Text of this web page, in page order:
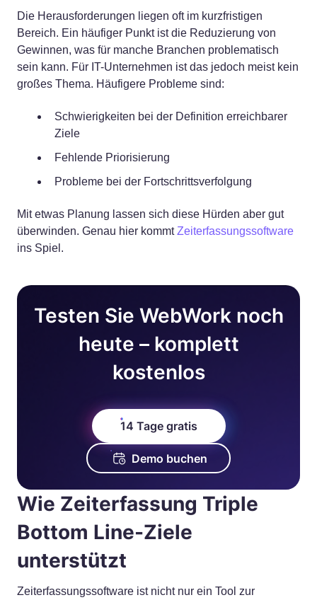
Die Herausforderungen liegen oft im kurzfristigen
Bereich. Ein häufiger Punkt ist die Reduzierung von
Gewinnen, was für manche Branchen problematisch
sein kann. Für IT-Unternehmen ist das jedoch meist kein
großes Thema. Häufigere Probleme sind:
Schwierigkeiten bei der Definition erreichbarer
Ziele
Fehlende Priorisierung
Probleme bei der Fortschrittsverfolgung
Mit etwas Planung lassen sich diese Hürden aber gut
überwinden. Genau hier kommtZeiterfassungssoftware
ins Spiel.
Testen Sie WebWork noch
heute – komplett
kostenlos
14 Tage gratis
Demo buchen
Wie Zeiterfassung Triple
Bottom Line-Ziele
unterstützt
Zeiterfassungssoftware ist nicht nur ein Tool zur